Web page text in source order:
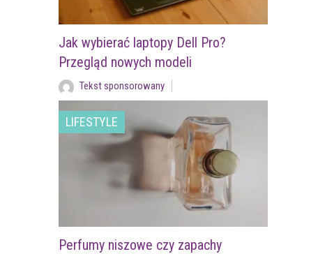
Jak wybierać laptopy Dell Pro?
Przegląd nowych modeli
Tekst sponsorowany
LIFESTYLE
Perfumy niszowe czy zapachy